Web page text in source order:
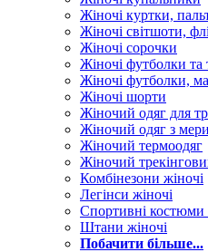
Жіночі куртки,
Жіночі світшоти,
Жіночі сорочки
Жіночі футболки
Жіночі футболки,
Жіночі шорти
Жіночий одяг для
Жіночий одяг з
Жіночий термоодяг
Жіночий
Комбінезони жіночі
Легінси жіночі
Спортивні костюми
Штани жіночі
Побачити більше...